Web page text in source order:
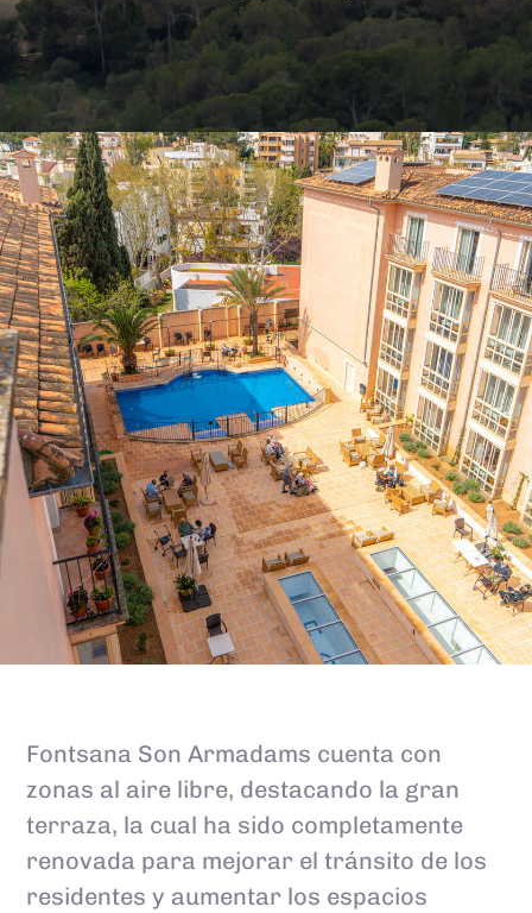
Fontsana Son Armadams cuenta con
zonas al aire libre, destacando la gran
terraza, la cual ha sido completamente
renovada para mejorar el tránsito de los
residentes y aumentar los espacios